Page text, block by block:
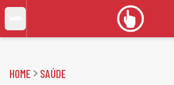
HOME SAÚDE